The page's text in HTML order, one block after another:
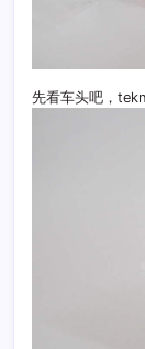
先看车头吧，